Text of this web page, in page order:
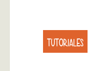
TUTORIALES